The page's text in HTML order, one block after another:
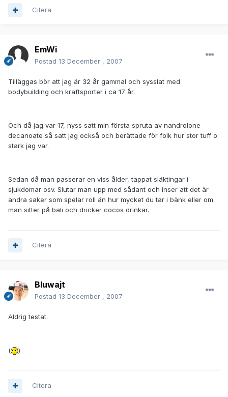
Citera
EmWi
Postad 13 December , 2007
Tilläggas bör att jag är 32 år gammal och sysslat med
bodybuilding och kraftsporter i ca 17 år.
Och då jag var 17, nyss satt min första spruta av nandrolone
decanoate så satt jag också och berättade för folk hur stor tuff o
stark jag var.
Sedan då man passerar en viss ålder, tappat släktingar i
sjukdomar osv. Slutar man upp med sådant och inser att det är
andra saker som spelar roll än hur mycket du tar i bänk eller om
man sitter på bali och dricker cocos drinkar.
Citera
Bluwajt
Postad 13 December , 2007
Aldrig testat.
( )
Citera